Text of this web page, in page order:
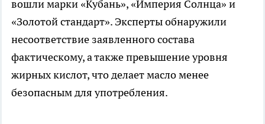
вошли марки «Кубань», «Империя Солнца» и
«Золотой стандарт». Эксперты обнаружили
несоответствие заявленного состава
фактическому, а также превышение уровня
жирных кислот, что делает масло менее
безопасным для употребления.